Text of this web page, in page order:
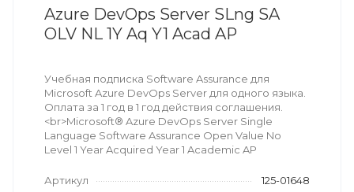
Azure DevOps Server SLng SA
OLV NL 1Y Aq Y1 Acad AP
Учебная подписка Software Assurance для
Microsoft Azure DevOps Server для одного языка.
Оплата за 1 год в 1 год действия соглашения.
<br>Microsoft® Azure DevOps Server Single
Language Software Assurance Open Value No
Level 1 Year Acquired Year 1 Academic AP
Артикул
125-01648